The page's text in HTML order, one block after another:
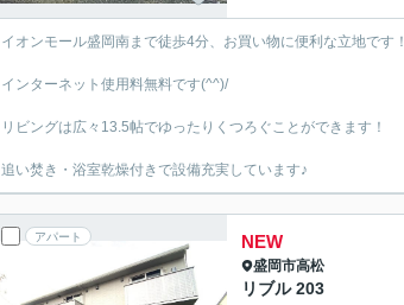
イオンモール盛岡南まで徒歩4分、お買い物に便利な立地です！
インターネット使用料無料です(^^)/
リビングは広々13.5帖でゆったりくつろぐことができます！
追い焚き・浴室乾燥付きで設備充実しています♪
アパート NEW
盛岡市高松
リブル 203